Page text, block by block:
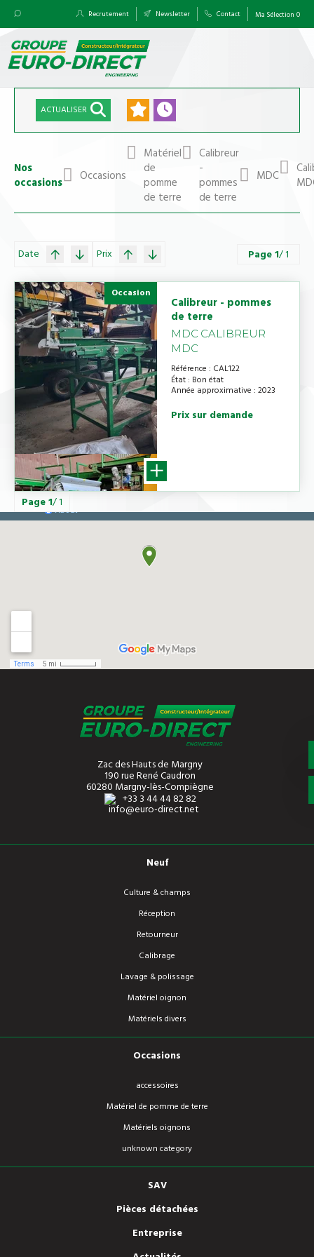
Recrutement Newsletter Contact Ma Sélection 0
ACTUALISER
Nos
occasions
Occasions
Matériel
de
pomme
de terre
Calibreur
-
pommes
de terre
MDC
Date Prix Page1/ 1
Occasion
Calibreur - pommes
de terre
MDC CALIBREUR
MDC
Référence CAL122
État Bon état
Année approximative 2023
Prix sur demande
Page1/ 1
Zac des Hauts de Margny
190 rue René Caudron
60280 Margny-lès-Compiègne
+33 3 44 44 82 82
info@euro-direct.net
Neuf
Culture & champs
Réception
Retourneur
Calibrage
Lavage & polissage
Matériel oignon
Matériels divers
Occasions
accessoires
Matériel de pomme de terre
Matériels oignons
unknown category
SAV
Pièces détachées
Entreprise